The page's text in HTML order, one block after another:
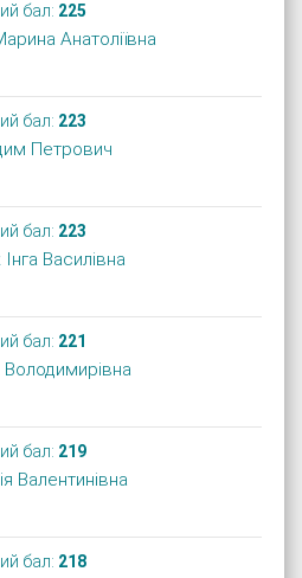
бал: 225
Анатоліївна
бал: 223
Петрович
бал: 223
Василівна
бал: 221
Володимирівна
бал: 219
Валентинівна
бал: 218